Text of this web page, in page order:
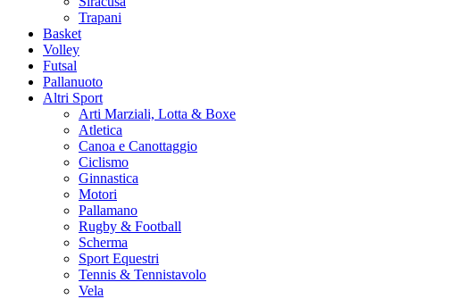
Trapani
Basket
Volley
Futsal
Pallanuoto
Altri Sport
Arti Marziali, Lotta & Boxe
Atletica
Canoa e Canottaggio
Ciclismo
Ginnastica
Motori
Pallamano
Rugby & Football
Scherma
Sport Equestri
Tennis & Tennistavolo
Vela